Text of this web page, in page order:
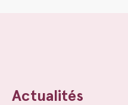
Actualités